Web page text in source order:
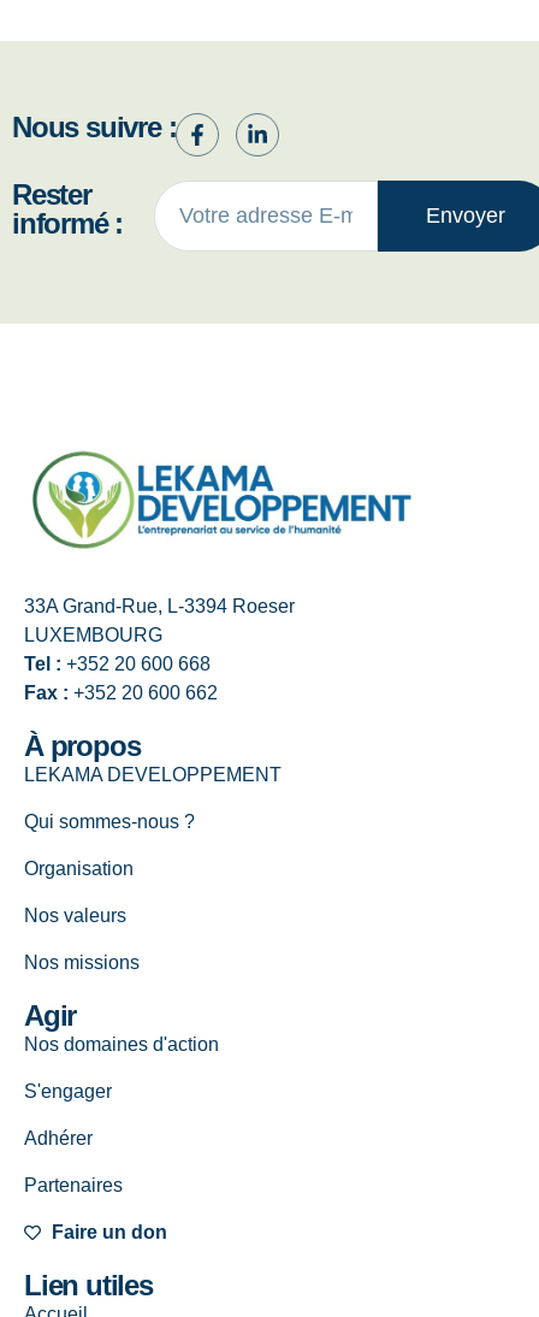
Nous suivre :
Rester
informé :
Envoyer
33A Grand-Rue, L-3394 Roeser
LUXEMBOURG
Tel : +352 20 600 668
Fax : +352 20 600 662
À propos
LEKAMA DEVELOPPEMENT
Qui sommes-nous ?
Organisation
Nos valeurs
Nos missions
Agir
Nos domaines d'action
S'engager
Adhérer
Partenaires
Faire un don
Lien utiles